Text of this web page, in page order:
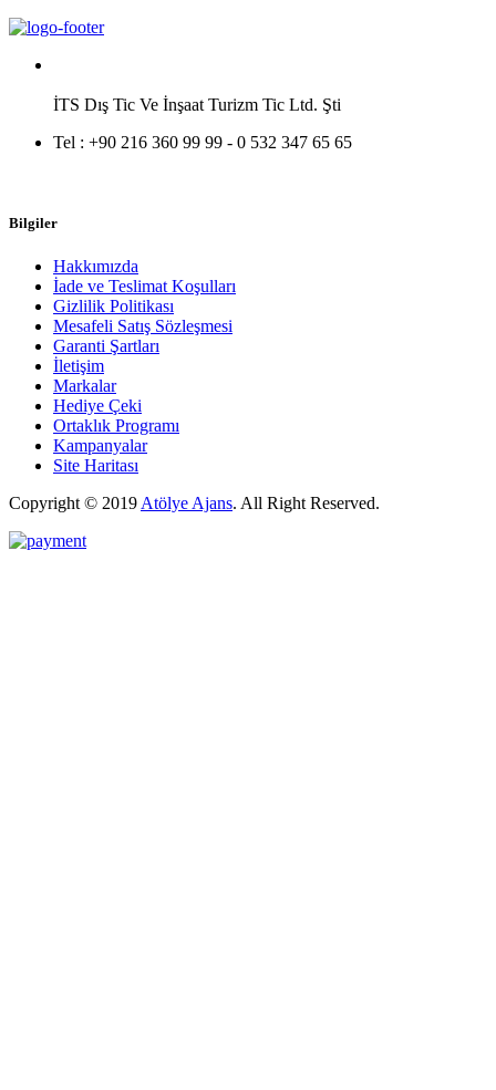
İTS Dış Tic Ve İnşaat Turizm Tic Ltd. Şti
Tel : +90 216 360 99 99 - 0 532 347 65 65
Bilgiler
Hakkımızda
İade ve Teslimat Koşulları
Gizlilik Politikası
Mesafeli Satış Sözleşmesi
Garanti Şartları
İletişim
Markalar
Hediye Çeki
Ortaklık Programı
Kampanyalar
Site Haritası
Copyright © 2019Atölye Ajans. All Right Reserved.